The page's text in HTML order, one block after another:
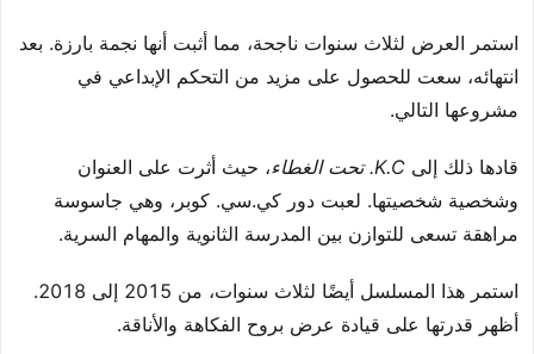
استمر العرض لثلاث سنوات ناجحة، مما أثبت أنها نجمة بارزة. بعد
انتهائه، سعت للحصول على مزيد من التحكم الإبداعي في
مشروعها التالي.
قادها ذلك إلى K.C. تحت الغطاء
، حيث أثرت على العنوان
وشخصية شخصيتها. لعبت دور كي.سي. كوبر، وهي جاسوسة
مراهقة تسعى للتوازن بين المدرسة الثانوية والمهام السرية.
استمر هذا المسلسل أيضًا لثلاث سنوات، من 2015 إلى 2018.
أظهر قدرتها على قيادة عرض بروح الفكاهة والأناقة.